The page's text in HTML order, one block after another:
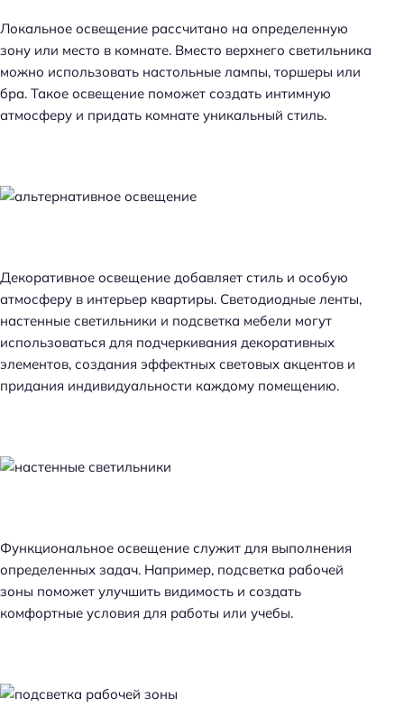
Локальное освещение рассчитано на определенную
зону или место в комнате. Вместо верхнего светильника
можно использовать настольные лампы, торшеры или
бра. Такое освещение поможет создать интимную
атмосферу и придать комнате уникальный стиль.
Декоративное освещение добавляет стиль и особую
атмосферу в интерьер квартиры. Светодиодные ленты,
настенные светильники и подсветка мебели могут
использоваться для подчеркивания декоративных
элементов, создания эффектных световых акцентов и
придания индивидуальности каждому помещению.
Функциональное освещение служит для выполнения
определенных задач. Например, подсветка рабочей
зоны поможет улучшить видимость и создать
комфортные условия для работы или учебы.